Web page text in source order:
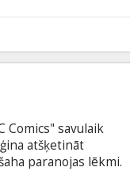
pret bankām, kas
Režisora
lomās Džonijs
Comics" savulaik
atšķetināt
paranojas lēkmi.